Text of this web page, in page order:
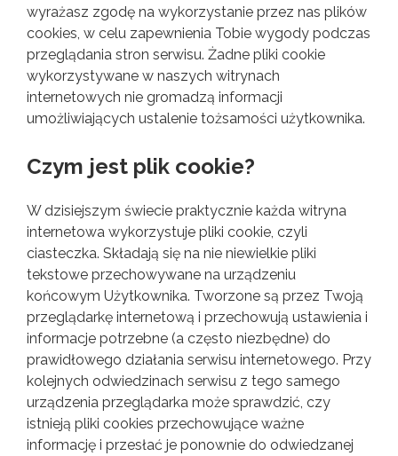
wyrażasz zgodę na wykorzystanie przez nas plików
cookies, w celu zapewnienia Tobie wygody podczas
przeglądania stron serwisu. Żadne pliki cookie
wykorzystywane w naszych witrynach
internetowych nie gromadzą informacji
umożliwiających ustalenie tożsamości użytkownika.
Czym jest plik cookie?
W dzisiejszym świecie praktycznie każda witryna
internetowa wykorzystuje pliki cookie, czyli
ciasteczka. Składają się na nie niewielkie pliki
tekstowe przechowywane na urządzeniu
końcowym Użytkownika. Tworzone są przez Twoją
przeglądarkę internetową i przechowują ustawienia i
informacje potrzebne (a często niezbędne) do
prawidłowego działania serwisu internetowego. Przy
kolejnych odwiedzinach serwisu z tego samego
urządzenia przeglądarka może sprawdzić, czy
istnieją pliki cookies przechowujące ważne
informację i przesłać je ponownie do odwiedzanej